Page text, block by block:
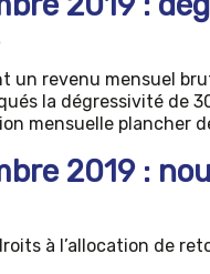
un revenu mensuel
la dégressivité de
mensuelle plancher
2019 :
à l’allocation de